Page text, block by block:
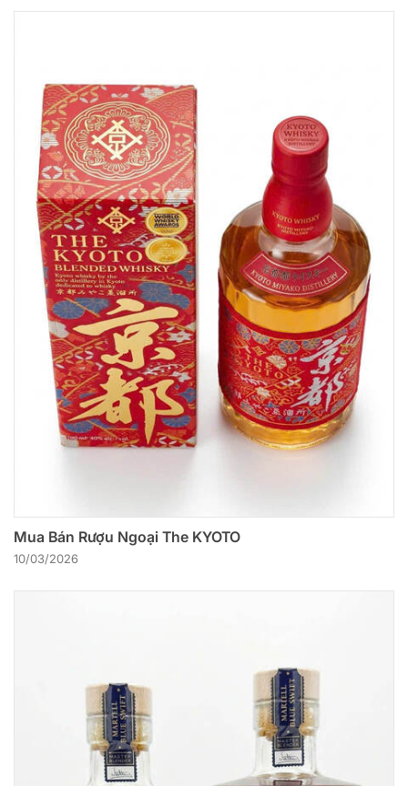
Mua Bán Rượu Ngoại The KYOTO
10/03/2026